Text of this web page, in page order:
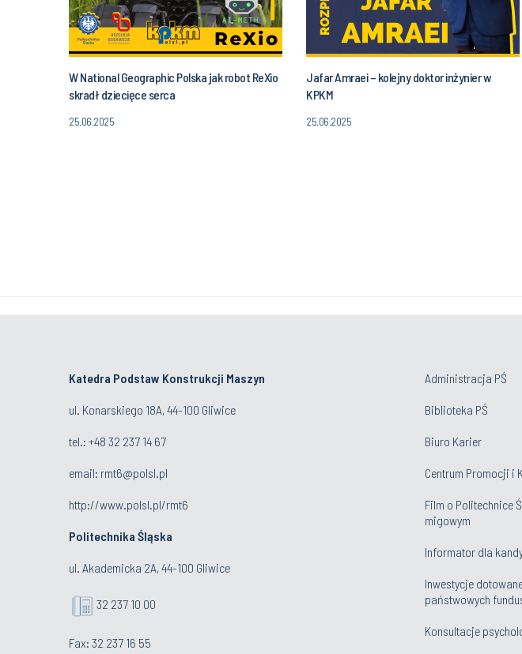
W National Geographic Polska jak robot ReXio
skradł dziecięce serca
25.06.2025
Jafar Amraei – kolejny doktor inżynier w
KPKM
25.06.2025
Katedra Podstaw Konstrukcji Maszyn
ul. Konarskiego 18A, 44-100 Gliwice
tel.: +48 32 237 14 67
email: rmt6@polsl.pl
http://www.polsl.pl/rmt6
Politechnika Śląska
ul. Akademicka 2A, 44-100 Gliwice
32 237 10 00
Fax: 32 237 16 55
Administracja PŚ
Biblioteka PŚ
Biuro Karier
Centrum Promocji i
Film o Politechnice
migowym
Informator dla
Inwestycje
państwowych
Konsultacje